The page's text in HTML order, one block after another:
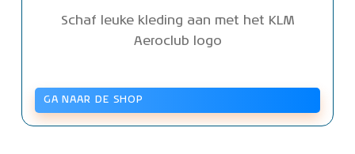
Schaf leuke kleding aan met het KLM
Aeroclub logo
GA NAAR DE SHOP